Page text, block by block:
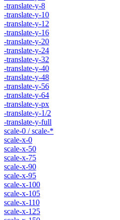
-translate-y-8
-translate-y-10
-translate-y-12
-translate-y-16
-translate-y-20
-translate-y-24
-translate-y-32
-translate-y-40
-translate-y-48
-translate-y-56
-translate-y-64
-translate-y-px
-translate-y-1/2
-translate-y-full
scale-0 / scale-*
scale-x-0
scale-x-50
scale-x-75
scale-x-90
scale-x-95
scale-x-100
scale-x-105
scale-x-110
scale-x-125